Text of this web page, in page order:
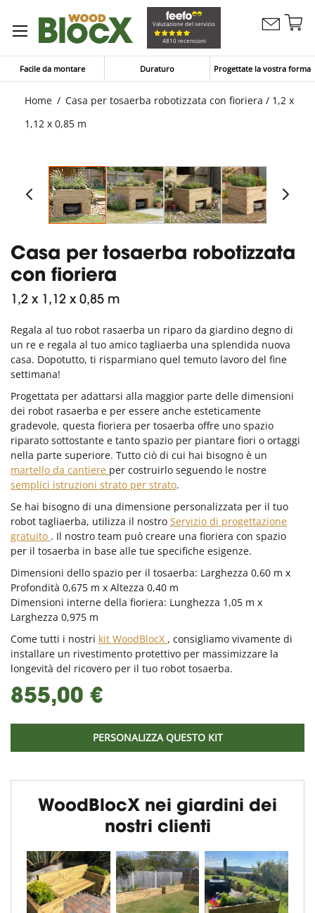
Valutazione del servizio
4810 recensioni
Contattaci
Facile da montare Duraturo Progettate la vostra forma
Home
Casa per tosaerba robotizzata con fioriera / 1,2 x
1,12 x 0,85 m
Casa per tosaerba robotizzata
con fioriera
1,2 x 1,12 x 0,85 m
Regala al tuo robot rasaerba un riparo da giardino degno di
un re e regala al tuo amico tagliaerba una splendida nuova
casa. Dopotutto, ti risparmiano quel temuto lavoro del fine
settimana!
Progettata per adattarsi alla maggior parte delle dimensioni
dei robot rasaerba e per essere anche esteticamente
gradevole, questa fioriera per tosaerba offre uno spazio
riparato sottostante e tanto spazio per piantare fiori o ortaggi
nella parte superiore. Tutto ciò di cui hai bisogno è un
martello da cantiere per costruirlo seguendo le nostre
semplici istruzioni strato per strato.
Se hai bisogno di una dimensione personalizzata per il tuo
robot tagliaerba, utilizza il nostro Servizio di progettazione
gratuito . Il nostro team può creare una fioriera con spazio
per il tosaerba in base alle tue specifiche esigenze.
Dimensioni dello spazio per il tosaerba: Larghezza 0,60 m x
Profondità 0,675 m x Altezza 0,40 m
Dimensioni interne della fioriera: Lunghezza 1,05 m x
Larghezza 0,975 m
Come tutti i nostri kit WoodBlocX , consigliamo vivamente di
installare un rivestimento protettivo per massimizzare la
longevità del ricovero per il tuo robot tosaerba.
855,00 €
PERSONALIZZA QUESTO KIT
WoodBlocX nei giardini dei
nostri clienti